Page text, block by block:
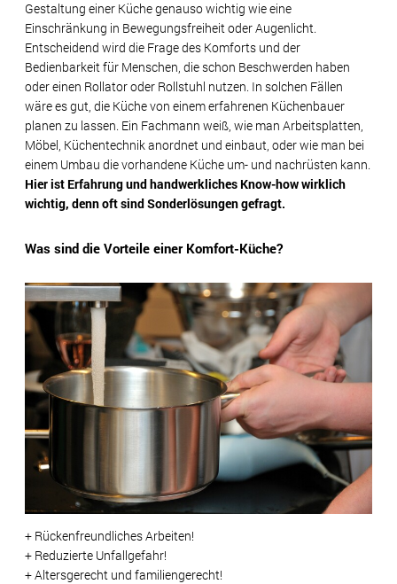
Gestaltung einer Küche genauso wichtig wie eine
Einschränkung in Bewegungsfreiheit oder Augenlicht.
Entscheidend wird die Frage des Komforts und der
Bedienbarkeit für Menschen, die schon Beschwerden haben
oder einen Rollator oder Rollstuhl nutzen. In solchen Fällen
wäre es gut, die Küche von einem erfahrenen Küchenbauer
planen zu lassen. Ein Fachmann weiß, wie man Arbeitsplatten,
Möbel, Küchentechnik anordnet und einbaut, oder wie man bei
einem Umbau die vorhandene Küche um- und nachrüsten kann.
Hier ist Erfahrung und handwerkliches Know-how wirklich
wichtig, denn oft sind Sonderlösungen gefragt.
Was sind die Vorteile einer Komfort-Küche?
+ Rückenfreundliches Arbeiten!
+ Reduzierte Unfallgefahr!
+ Altersgerecht und familiengerecht!